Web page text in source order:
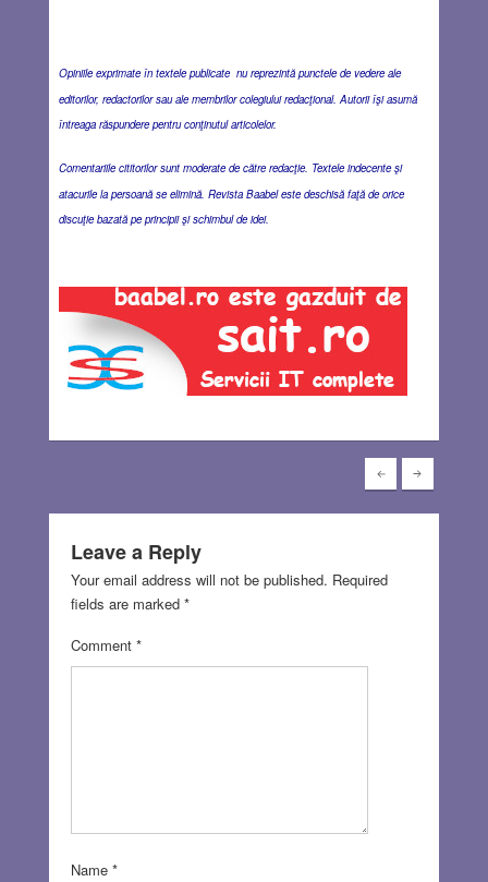
Opiniile exprimate în textele publicate nu reprezintă punctele de vedere ale
editorilor, redactorilor sau ale membrilor colegiului redacţional. Autorii îşi asumă
întreaga răspundere pentru conţinutul articolelor.
Comentariile cititorilor sunt moderate de către redacţie. Textele indecente şi
atacurile la persoană se elimină. Revista Baabel este deschisă faţă de orice
discuţie bazată pe principii şi schimbul de idei.
Leave a Reply
Your email address will not be published. Required
fields are marked *
Comment *
Name *